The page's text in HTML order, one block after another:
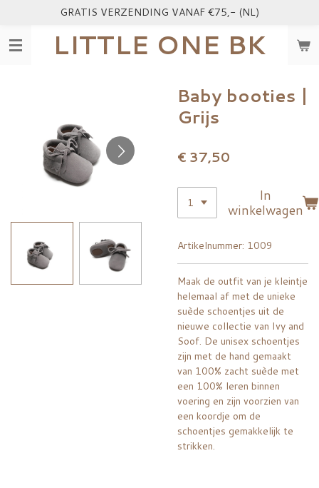
naar
LITTLE ONE BK
GRATIS VERZENDING VANAF €75,- (NL)
Baby booties |
Grijs
€ 37,50
In
winkelwagen
Artikelnummer: 1009
Maak de outfit van je kleintje
helemaal af met de unieke
suède schoentjes uit de
nieuwe collectie van Ivy and
Soof. De unisex schoentjes
zijn met de hand gemaakt
van 100% zacht suède met
een 100% leren binnen
voering en zijn voorzien van
een koordje om de
schoentjes gemakkelijk te
strikken.